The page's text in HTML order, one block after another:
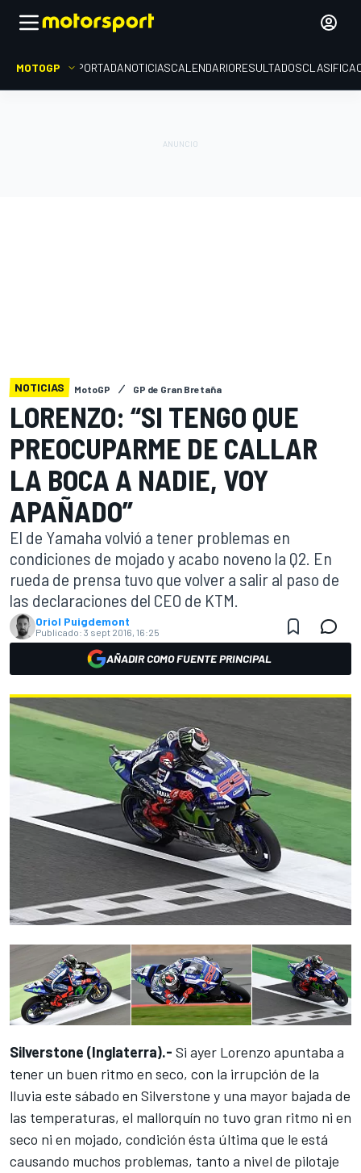
MOTOGP PORTADANOTICIASCALENDARIORESULTADOS
NOTICIAS MotoGP GP de Gran Bretaña
LORENZO: “SI TENGO QUE
PREOCUPARME DE CALLAR
LA BOCA A NADIE, VOY
APAÑADO”
El de Yamaha volvió a tener problemas en
condiciones de mojado y acabo noveno la Q2. En
rueda de prensa tuvo que volver a salir al paso de
las declaraciones del CEO de KTM.
Oriol Puigdemont
Publicado: 3 sept 2016, 16:25
AÑADIR COMO FUENTE PRINCIPAL
Silverstone (Inglaterra).- Si ayer Lorenzo apuntaba a
tener un buen ritmo en seco, con la irrupción de la
lluvia este sábado en Silverstone y una mayor bajada de
las temperaturas, el mallorquín no tuvo gran ritmo ni en
seco ni en mojado, condición ésta última que le está
causando muchos problemas, tanto a nivel de pilotaje